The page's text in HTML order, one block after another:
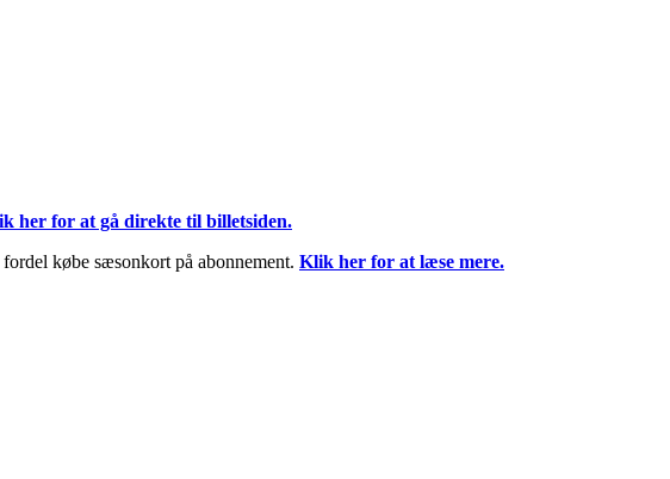
her for at gå direkte til billetsiden.
købe sæsonkort på abonnement. Klik her for at læse mere.